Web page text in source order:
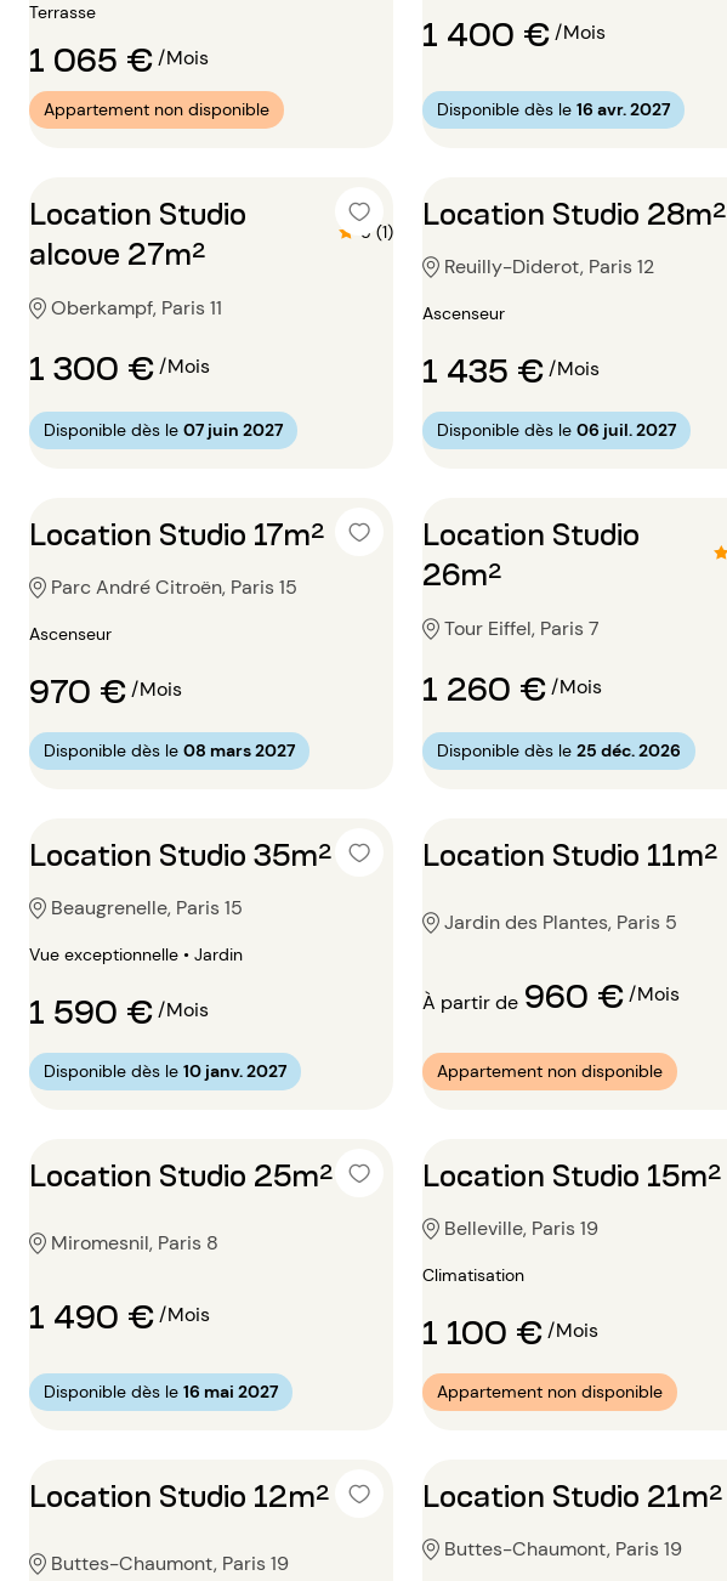
Terrasse
1 065 €/Mois
Appartement non disponible
1 400 €/Mois
Disponible dès le 16 avr. 2027
Location Studio
alcove 27m²
5 (1)
Oberkampf, Paris 11
1 300 €/Mois
Disponible dès le 07 juin 2027
Location Studio 28m²
Reuilly-Diderot, Paris 12
Ascenseur
1 435 €/Mois
Disponible dès le 06 juil. 2027
Location Studio 17m²
Parc André Citroën, Paris 15
Ascenseur
970 €/Mois
Disponible dès le 08 mars 2027
Location Studio
26m²
Tour Eiffel, Paris 7
1 260 €/Mois
Disponible dès le 25 déc. 2026
Location Studio 35m²
Beaugrenelle, Paris 15
Vue exceptionnelle • Jardin
1 590 €/Mois
Disponible dès le 10 janv. 2027
Location Studio 11m²
Jardin des Plantes, Paris 5
À partir de 960 €/Mois
Appartement non disponible
Location Studio 25m²
Miromesnil, Paris 8
1 490 €/Mois
Disponible dès le 16 mai 2027
Location Studio 15m²
Belleville, Paris 19
Climatisation
1 100 €/Mois
Appartement non disponible
Location Studio 12m²
Buttes-Chaumont, Paris 19
Location Studio 21m²
Buttes-Chaumont, Paris 19